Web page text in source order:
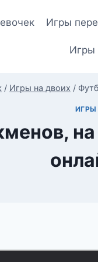
Игры
Игры
/ Игры на двоих /